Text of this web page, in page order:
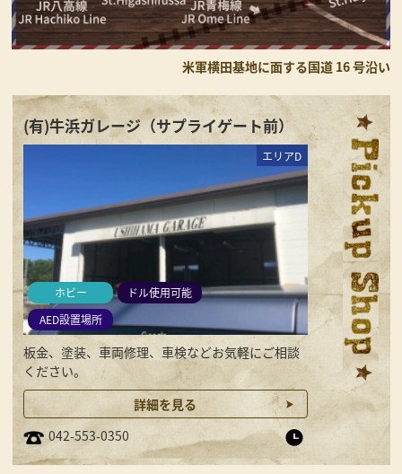
米軍横田基地に面する国道 16 号沿い
(有)牛浜ガレージ（サプライゲート前）
エリアD
ホビー
ドル使用可能
AED設置場所
板金、塗装、車両修理、車検などお気軽にご相談
ください。
詳細を見る
042-553-0350